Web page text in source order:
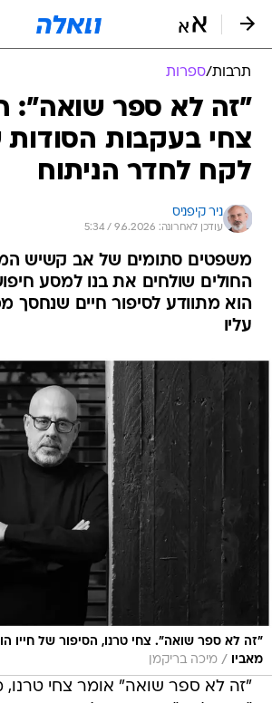
תרבות/ספרות
"זה לא ספר שואה":
צחי בעקבות הסודות
לקח לחדר הניתוח
ניר קיפניס
עודכן לאחרונה: 9.6.2026 / 5:34
משפטים סתומים של אב קשיש
החולים שולחים את בנו למסע
הוא מתוודע לסיפור חיים שנחסך
עליו
"זה לא ספר שואה". צחי טרנו, הסיפור של חייו
מאביו
/ מיכה בריקמן
"זה לא ספר שואה" אומר צחי